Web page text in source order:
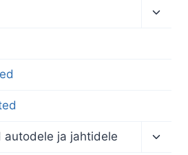
menu
autodele ja jahtidele